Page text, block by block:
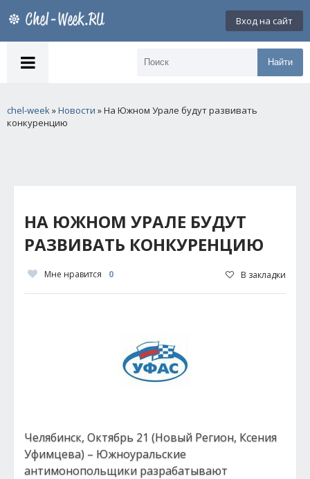
Вход на сайт
Найти
chel-week»Новости » На Южном Урале будут развивать
конкуренцию
НА ЮЖНОМ УРАЛЕ БУДУТ
РАЗВИВАТЬ КОНКУРЕНЦИЮ
Мне нравится 0 В закладки
Челябинск, Октябрь 21 (Новый Регион, Ксения
Уфимцева) – Южноуральские
антимонопольщики разрабатывают